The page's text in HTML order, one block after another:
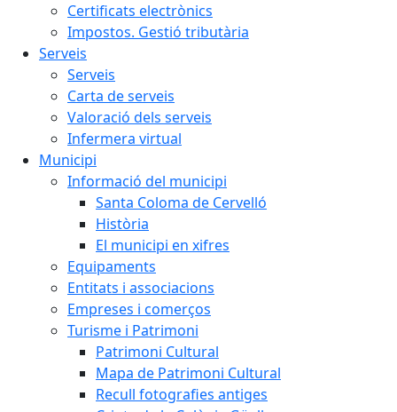
Certificats electrònics
Impostos. Gestió tributària
Serveis
Serveis
Carta de serveis
Valoració dels serveis
Infermera virtual
Municipi
Informació del municipi
Santa Coloma de Cervelló
Història
El municipi en xifres
Equipaments
Entitats i associacions
Empreses i comerços
Turisme i Patrimoni
Patrimoni Cultural
Mapa de Patrimoni Cultural
Recull fotografies antiges